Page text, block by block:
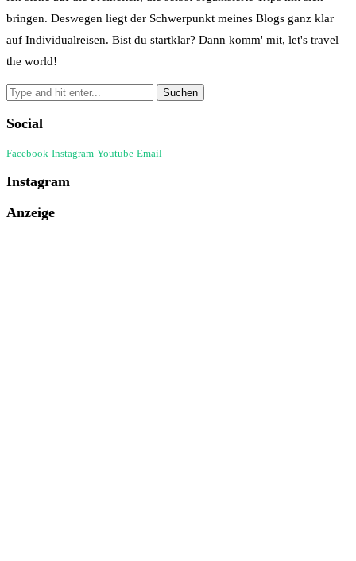
bringen. Deswegen liegt der Schwerpunkt meines Blogs ganz klar
auf Individualreisen. Bist du startklar? Dann komm' mit, let's travel
the world!
Social
Facebook Instagram Youtube Email
Instagram
Anzeige